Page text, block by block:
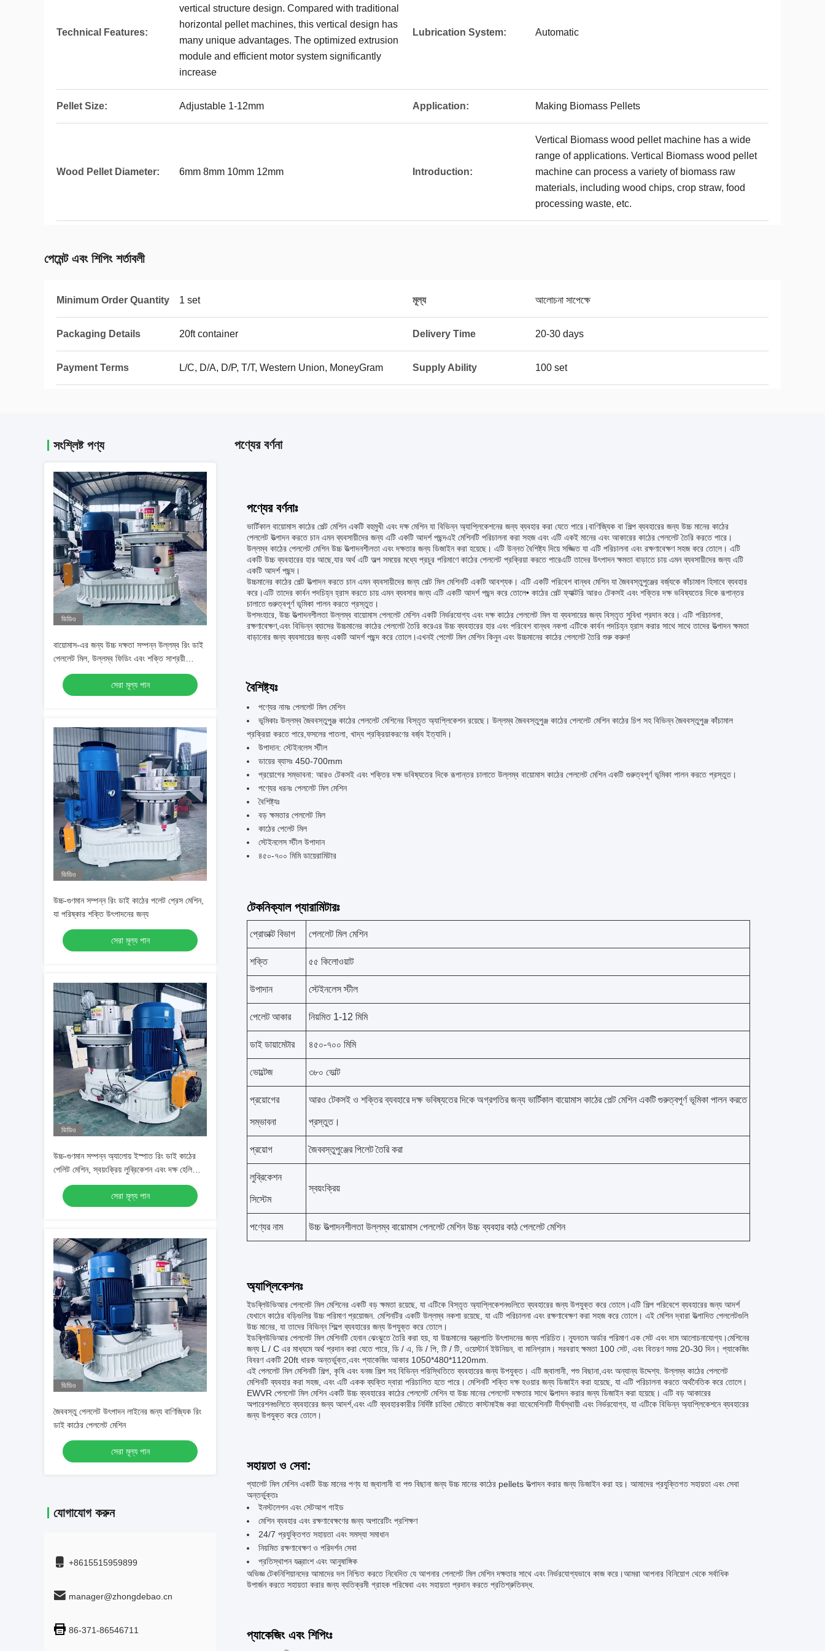
Technical Features:
vertical structure design. Compared with traditional
horizontal pellet machines, this vertical design has
many unique advantages. The optimized extrusion
module and efficient motor system significantly
increase
Lubrication System: Automatic
Pellet Size: Adjustable 1-12mm Application: Making Biomass Pellets
Wood Pellet Diameter: 6mm 8mm 10mm 12mm Introduction:
Vertical Biomass wood pellet machine has a wide
range of applications. Vertical Biomass wood pellet
machine can process a variety of biomass raw
materials, including wood chips, crop straw, food
processing waste, etc.
পেমেন্ট এবং শিপিং শর্তাবলী
Minimum Order Quantity 1 set মূল্য আলোচনা সাপেক্ষে
Packaging Details 20ft container Delivery Time 20-30 days
Payment Terms L/C, D/A, D/P, T/T, Western Union, MoneyGram Supply Ability 100 set
সংশ্লিষ্ট পণ্য
ভিডিও
বায়োমাস-এর জন্য উচ্চ দক্ষতা সম্পন্ন উল্লম্ব রিং ডাই
পেললেট মিল, উল্লম্ব ফিডিং এবং শক্তি সাশ্রয়ী
ডিজাইন সহ
সেরা মূল্য পান
ভিডিও
উচ্চ-গুণমান সম্পন্ন রিং ডাই কাঠের পলেট প্রেস মেশিন,
যা পরিষ্কার শক্তি উৎপাদনের জন্য
সেরা মূল্য পান
ভিডিও
উচ্চ-গুণমান সম্পন্ন অ্যালোয় ইস্পাত রিং ডাই কাঠের
পেলিট মেশিন, স্বয়ংক্রিয় লুব্রিকেশন এবং দক্ষ হেলিকাল
গিয়ার ট্রান্সমিশন সহ
সেরা মূল্য পান
ভিডিও
জৈববস্তু পেললেট উৎপাদন লাইনের জন্য বাণিজ্যিক রিং
ডাই কাঠের পেললেট মেশিন
সেরা মূল্য পান
যোগাযোগ করুন
+8615515959899
manager@zhongdebao.cn
86-371-86546711
পণ্যের বর্ণনা
পণ্যের বর্ণনাঃ
ভার্টিকাল বায়োমাস কাঠের পেল্ট মেশিন একটি বহুমুখী এবং দক্ষ মেশিন যা বিভিন্ন অ্যাপ্লিকেশনের জন্য ব্যবহার করা যেতে পারে।বাণিজ্যিক বা শিল্প ব্যবহারের জন্য উচ্চ মানের কাঠের
পেললেট উত্পাদন করতে চান এমন ব্যবসায়ীদের জন্য এটি একটি আদর্শ পছন্দএই মেশিনটি পরিচালনা করা সহজ এবং এটি একই মানের এবং আকারের কাঠের পেললেট তৈরি করতে পারে।
উল্লম্ব কাঠের পেললেট মেশিন উচ্চ উত্পাদনশীলতা এবং দক্ষতার জন্য ডিজাইন করা হয়েছে। এটি উন্নত বৈশিষ্ট্য দিয়ে সজ্জিত যা এটি পরিচালনা এবং রক্ষণাবেক্ষণ সহজ করে তোলে। এটি
একটি উচ্চ ব্যবহারের হার আছে,যার অর্থ এটি অল্প সময়ের মধ্যে প্রচুর পরিমাণে কাঠের পেললেট প্রক্রিয়া করতে পারেএটি তাদের উৎপাদন ক্ষমতা বাড়াতে চায় এমন ব্যবসায়ীদের জন্য এটি
একটি আদর্শ পছন্দ।
উচ্চমানের কাঠের পেল্ট উত্পাদন করতে চান এমন ব্যবসায়ীদের জন্য পেল্ট মিল মেশিনটি একটি আবশ্যক। এটি একটি পরিবেশ বান্ধব মেশিন যা জৈববস্তুপুঞ্জের বর্জ্যকে কাঁচামাল হিসাবে ব্যবহার
করে।এটি তাদের কার্বন পদচিহ্ন হ্রাস করতে চায় এমন ব্যবসার জন্য এটি একটি আদর্শ পছন্দ করে তোলে• কাঠের পেল্ট ফ্যাক্টরি আরও টেকসই এবং শক্তির দক্ষ ভবিষ্যতের দিকে রূপান্তর
চালাতে গুরুত্বপূর্ণ ভূমিকা পালন করতে প্রস্তুত।
উপসংহারে, উচ্চ উত্পাদনশীলতা উল্লম্ব বায়োমাস পেললেট মেশিন একটি নির্ভরযোগ্য এবং দক্ষ কাঠের পেললেট মিল যা ব্যবসায়ের জন্য বিস্তৃত সুবিধা প্রদান করে। এটি পরিচালনা,
রক্ষণাবেক্ষণ,এবং বিভিন্ন ব্যাসের উচ্চমানের কাঠের পেললেট তৈরি করেএর উচ্চ ব্যবহারের হার এবং পরিবেশ বান্ধব নকশা এটিকে কার্বন পদচিহ্ন হ্রাস করার সাথে সাথে তাদের উত্পাদন ক্ষমতা
বাড়ানোর জন্য ব্যবসায়ের জন্য একটি আদর্শ পছন্দ করে তোলে।এখনই পেলেট মিল মেশিন কিনুন এবং উচ্চমানের কাঠের পেললেট তৈরি শুরু করুন!
বৈশিষ্ট্যঃ
পণ্যের নামঃ পেললেট মিল মেশিন
ভূমিকাঃ উল্লম্ব জৈববস্তুপুঞ্জ কাঠের পেললেট মেশিনের বিস্তৃত অ্যাপ্লিকেশন রয়েছে। উল্লম্ব জৈববস্তুপুঞ্জ কাঠের পেললেট মেশিন কাঠের চিপ সহ বিভিন্ন জৈববস্তুপুঞ্জ কাঁচামাল
প্রক্রিয়া করতে পারে,ফসলের পাতলা, খাদ্য প্রক্রিয়াকরণের বর্জ্য ইত্যাদি।
উপাদান: স্টেইনলেস স্টীল
ডায়ের ব্যাসঃ 450-700mm
প্রয়োগের সম্ভাবনা: আরও টেকসই এবং শক্তির দক্ষ ভবিষ্যতের দিকে রূপান্তর চালাতে উল্লম্ব বায়োমাস কাঠের পেললেট মেশিন একটি গুরুত্বপূর্ণ ভূমিকা পালন করতে প্রস্তুত।
পণ্যের ধরনঃ পেললেট মিল মেশিন
বৈশিষ্ট্যঃ
বড় ক্ষমতার পেললেট মিল
কাঠের পেলেট মিল
স্টেইনলেস স্টীল উপাদান
৪৫০-৭০০ মিমি ডায়েরামিটার
টেকনিক্যাল প্যারামিটারঃ
প্রোডাক্ট বিভাগ পেললেট মিল মেশিন
শক্তি ৫৫ কিলোওয়াট
উপাদান স্টেইনলেস স্টীল
পেলেট আকার নিয়মিত 1-12 মিমি
ডাই ডায়ামেটার ৪৫০-৭০০ মিমি
ভোল্টেজ ৩৮০ ভোল্ট
প্রয়োগের
সম্ভাবনা
আরও টেকসই ও শক্তির ব্যবহারে দক্ষ ভবিষ্যতের দিকে অগ্রগতির জন্য ভার্টিকাল বায়োমাস কাঠের পেল্ট মেশিন একটি গুরুত্বপূর্ণ ভূমিকা পালন করতে
প্রস্তুত।
প্রয়োগ জৈববস্তুপুঞ্জের পিলেট তৈরি করা
লুব্রিকেশন
সিস্টেম
স্বয়ংক্রিয়
পণ্যের নাম উচ্চ উত্পাদনশীলতা উল্লম্ব বায়োমাস পেললেট মেশিন উচ্চ ব্যবহার কাঠ পেললেট মেশিন
অ্যাপ্লিকেশনঃ
ইডব্লিউভিআর পেললেট মিল মেশিনের একটি বড় ক্ষমতা রয়েছে, যা এটিকে বিস্তৃত অ্যাপ্লিকেশনগুলিতে ব্যবহারের জন্য উপযুক্ত করে তোলে।এটি শিল্প পরিবেশে ব্যবহারের জন্য আদর্শ
যেখানে কাঠের বড়িগুলির উচ্চ পরিমাণ প্রয়োজন. মেশিনটির একটি উল্লম্ব নকশা রয়েছে, যা এটি পরিচালনা এবং রক্ষণাবেক্ষণ করা সহজ করে তোলে। এই মেশিন দ্বারা উত্পাদিত পেললেটগুলি
উচ্চ মানের, যা তাদের বিভিন্ন শিল্পে ব্যবহারের জন্য উপযুক্ত করে তোলে।
ইডব্লিউভিআর পেললেট মিল মেশিনটি হেনান ঝেংঝুতে তৈরি করা হয়, যা উচ্চমানের যন্ত্রপাতি উৎপাদনের জন্য পরিচিত। ন্যূনতম অর্ডার পরিমাণ এক সেট এবং দাম আলোচনাযোগ্য।মেশিনের
জন্য L / C এর মাধ্যমে অর্থ প্রদান করা যেতে পারে, ডি / এ, ডি / পি, টি / টি, ওয়েস্টার্ন ইউনিয়ন, বা মানিগ্রাম। সরবরাহ ক্ষমতা 100 সেট, এবং বিতরণ সময় 20-30 দিন। প্যাকেজিং
বিবরণ একটি 20ft ধারক অন্তর্ভুক্ত,এবং প্যাকেজিং আকার 1050*480*1120mm.
এই পেললেট মিল মেশিনটি শিল্প, কৃষি এবং বনজ শিল্প সহ বিভিন্ন পরিস্থিতিতে ব্যবহারের জন্য উপযুক্ত। এটি জ্বালানী, পশু বিছানা,এবং অন্যান্য উদ্দেশ্য. উল্লম্ব কাঠের পেললেট
মেশিনটি ব্যবহার করা সহজ, এবং এটি একক ব্যক্তি দ্বারা পরিচালিত হতে পারে। মেশিনটি শক্তি দক্ষ হওয়ার জন্য ডিজাইন করা হয়েছে, যা এটি পরিচালনা করতে অর্থনৈতিক করে তোলে।
EWVR পেললেট মিল মেশিন একটি উচ্চ ব্যবহারের কাঠের পেললেট মেশিন যা উচ্চ মানের পেললেট দক্ষতার সাথে উত্পাদন করার জন্য ডিজাইন করা হয়েছে। এটি বড় আকারের
অপারেশনগুলিতে ব্যবহারের জন্য আদর্শ,এবং এটি ব্যবহারকারীর নির্দিষ্ট চাহিদা মেটাতে কাস্টমাইজ করা যাবেমেশিনটি দীর্ঘস্থায়ী এবং নির্ভরযোগ্য, যা এটিকে বিভিন্ন অ্যাপ্লিকেশনে ব্যবহারের
জন্য উপযুক্ত করে তোলে।
সহায়তা ও সেবা:
প্যালেট মিল মেশিন একটি উচ্চ মানের পণ্য যা জ্বালানী বা পশু বিছানা জন্য উচ্চ মানের কাঠের pellets উত্পাদন করার জন্য ডিজাইন করা হয়। আমাদের প্রযুক্তিগত সহায়তা এবং সেবা
অন্তর্ভুক্তঃ
ইনস্টলেশন এবং সেটআপ গাইড
মেশিন ব্যবহার এবং রক্ষণাবেক্ষণের জন্য অপারেটিং প্রশিক্ষণ
24/7 প্রযুক্তিগত সহায়তা এবং সমস্যা সমাধান
নিয়মিত রক্ষণাবেক্ষণ ও পরিদর্শন সেবা
প্রতিস্থাপন যন্ত্রাংশ এবং আনুষাঙ্গিক
অভিজ্ঞ টেকনিশিয়ানদের আমাদের দল নিশ্চিত করতে নিবেদিত যে আপনার পেললেট মিল মেশিন দক্ষতার সাথে এবং নির্ভরযোগ্যভাবে কাজ করে।আমরা আপনার বিনিয়োগ থেকে সর্বাধিক
উপার্জন করতে সহায়তা করার জন্য ব্যতিক্রমী গ্রাহক পরিষেবা এবং সহায়তা প্রদান করতে প্রতিশ্রুতিবদ্ধ.
প্যাকেজিং এবং শিপিংঃ